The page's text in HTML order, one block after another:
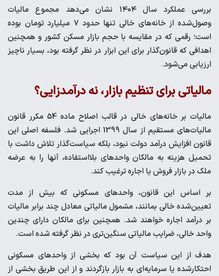
بررسی عملکرد سال ۱۴۰۴ نشان می‌دهد مجموع مالیات
وصول‌شده از خانه‌های خالی تنها حدود ۷ میلیارد تومان بوده
است؛ رقمی که در مقایسه با حجم بازار مسکن کشور و همچنین
اهدافی که قانون‌گذار برای این ابزار در نظر گرفته بود، بسیار ناچیز
ارزیابی می‌شود.
مالیاتی برای تنظیم بازار، نه درآمدزایی؟
مالیات بر خانه‌های خالی در قالب اصلاح ماده 54 مکرر قانون
مالیات‌های مستقیم از سال 1399 اجرایی شد. فلسفه اصلی این
قانون افزایش درآمد دولت نبود، بلکه سیاست‌گذار تلاش داشت با
تحمیل هزینه به مالکان واحدهای بلااستفاده، آنها را به عرضه
ملک در بازار فروش یا اجاره ترغیب کند.
بر اساس این قانون، واحدهای مسکونی که بیش از مدت
تعیین‌شده خالی بمانند، مشمول مالیاتی معادل چند برابر مالیات
بر درآمد اجاره خواهند شد. همچنین برای مالکان دارای چندین
واحد خالی، ضرایب مالیاتی سنگین‌تری در نظر گرفته شده است.
هدف از این سیاست آن بود که بخشی از واحدهای مسکونی
احتکارشده یا سرمایه‌ای به بازار بازگردند و از این طریق بخشی از